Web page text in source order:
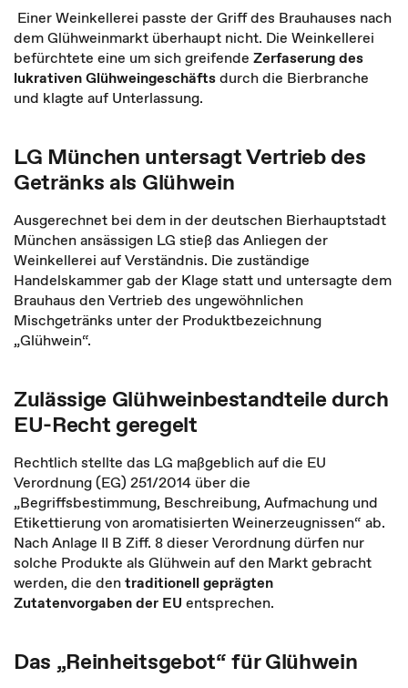
Einer Weinkellerei passte der Griff des Brauhauses nach
dem Glühweinmarkt überhaupt nicht. Die Weinkellerei
befürchtete eine um sich greifende Zerfaserung des
lukrativen Glühweingeschäftsdurch die Bierbranche
und klagte auf Unterlassung.
LG München untersagt Vertrieb des
Getränks als Glühwein
Ausgerechnet bei dem in der deutschen Bierhauptstadt
München ansässigen LG stieß das Anliegen der
Weinkellerei auf Verständnis. Die zuständige
Handelskammer gab der Klage statt und untersagte dem
Brauhaus den Vertrieb des ungewöhnlichen
Mischgetränks unter der Produktbezeichnung
„Glühwein“.
Zulässige Glühweinbestandteile durch
EU-Recht geregelt
Rechtlich stellte das LG maßgeblich auf die EU
Verordnung (EG) 251/2014 über die
„Begriffsbestimmung, Beschreibung, Aufmachung und
Etikettierung von aromatisierten Weinerzeugnissen“ ab.
Nach Anlage II B Ziff. 8 dieser Verordnung dürfen nur
solche Produkte als Glühwein auf den Markt gebracht
werden, die dentraditionell geprägten
Zutatenvorgaben der EU entsprechen.
Das „Reinheitsgebot“ für Glühwein